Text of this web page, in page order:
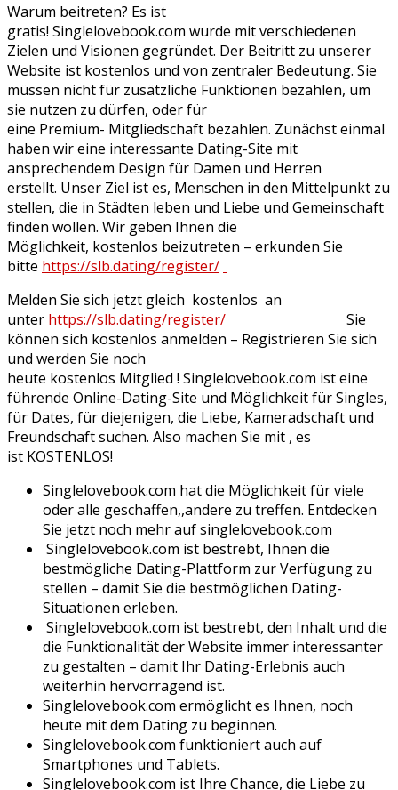
Warum beitreten? Es ist
gratis! Singlelovebook.com wurde mit verschiedenen
Zielen und Visionen gegründet. Der Beitritt zu unserer
Website ist kostenlos und von zentraler Bedeutung. Sie
müssen nicht für zusätzliche Funktionen bezahlen, um
sie nutzen zu dürfen, oder für
eine Premium- Mitgliedschaft bezahlen. Zunächst einmal
haben wir eine interessante Dating-Site mit
ansprechendem Design für Damen und Herren
erstellt. Unser Ziel ist es, Menschen in den Mittelpunkt zu
stellen, die in Städten leben und Liebe und Gemeinschaft
finden wollen. Wir geben Ihnen die
Möglichkeit, kostenlos beizutreten – erkunden Sie
bitte https://slb.dating/register/
Melden Sie sich jetzt gleich kostenlos an
unter https://slb.dating/register/ Sie
können sich kostenlos anmelden – Registrieren Sie sich
und werden Sie noch
heute kostenlos Mitglied ! Singlelovebook.com ist eine
führende Online-Dating-Site und Möglichkeit für Singles,
für Dates, für diejenigen, die Liebe, Kameradschaft und
Freundschaft suchen. Also machen Sie mit , es
ist KOSTENLOS!
Singlelovebook.com hat die Möglichkeit für viele
oder alle geschaffen,,andere zu treffen. Entdecken
Sie jetzt noch mehr auf singlelovebook.com
Singlelovebook.com ist bestrebt, Ihnen die
bestmögliche Dating-Plattform zur Verfügung zu
stellen – damit Sie die bestmöglichen Dating-
Situationen erleben.
Singlelovebook.com ist bestrebt, den Inhalt und die
die Funktionalität der Website immer interessanter
zu gestalten – damit Ihr Dating-Erlebnis auch
weiterhin hervorragend ist.
Singlelovebook.com ermöglicht es Ihnen, noch
heute mit dem Dating zu beginnen.
Singlelovebook.com funktioniert auch auf
Smartphones und Tablets.
Singlelovebook.com ist Ihre Chance, die Liebe zu